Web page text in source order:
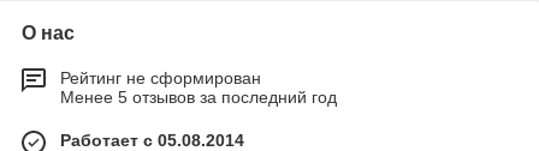
О нас
Рейтинг не сформирован
Менее 5 отзывов за последний год
Работает с 05.08.2014